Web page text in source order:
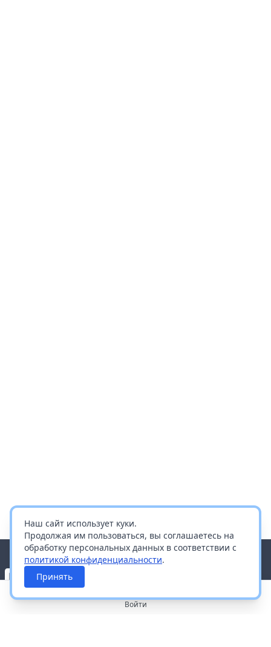
Наш сайт использует куки.
Продолжая им пользоваться, вы соглашаетесь на
обработку персональных данных в соответствии с
политикой конфиденциальности.
Принять
Войти